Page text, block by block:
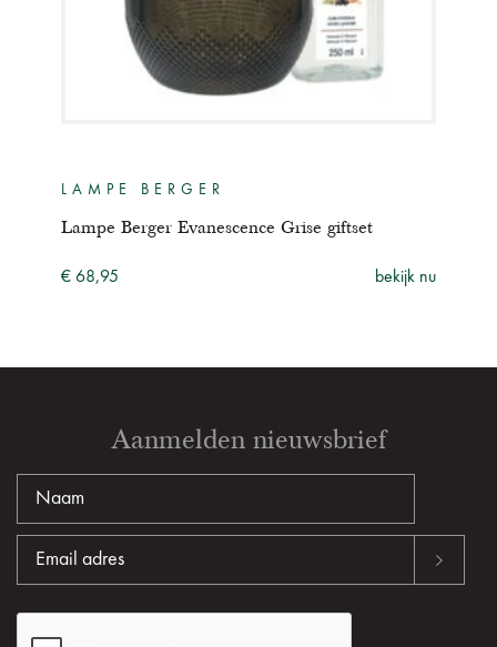
LAMPE BERGER
Lampe Berger Evanescence Grise giftset
€ 68,95 bekijk nu
Aanmelden nieuwsbrief